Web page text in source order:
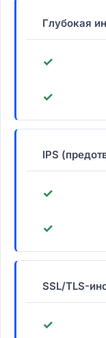
Глубокая
✓
✓
IPS
✓
✓
SSL/TLS-
✓